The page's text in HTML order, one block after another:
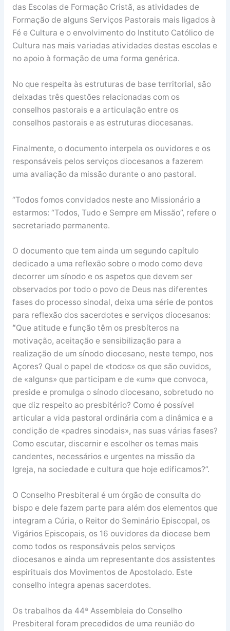
das Escolas de Formação Cristã, as atividades de
Formação de alguns Serviços Pastorais mais ligados à
Fé e Cultura e o envolvimento do Instituto Católico de
Cultura nas mais variadas atividades destas escolas e
no apoio à formação de uma forma genérica.
No que respeita às estruturas de base territorial, são
deixadas três questões relacionadas com os
conselhos pastorais e a articulação entre os
conselhos pastorais e as estruturas diocesanas.
Finalmente, o documento interpela os ouvidores e os
responsáveis pelos serviços diocesanos a fazerem
uma avaliação da missão durante o ano pastoral.
“Todos fomos convidados neste ano Missionário a
estarmos: “Todos, Tudo e Sempre em Missão”, refere o
secretariado permanente.
O documento que tem ainda um segundo capítulo
dedicado a uma reflexão sobre o modo como deve
decorrer um sínodo e os aspetos que devem ser
observados por todo o povo de Deus nas diferentes
fases do processo sinodal, deixa uma série de pontos
para reflexão dos sacerdotes e serviços diocesanos:
“Que atitude e função têm os presbíteros na
motivação, aceitação e sensibilização para a
realização de um sínodo diocesano, neste tempo, nos
Açores? Qual o papel de «todos» os que são ouvidos,
de «alguns» que participam e de «um» que convoca,
preside e promulga o sínodo diocesano, sobretudo no
que diz respeito ao presbitério? Como é possível
articular a vida pastoral ordinária com a dinâmica e a
condição de «padres sinodais», nas suas várias fases?
Como escutar, discernir e escolher os temas mais
candentes, necessários e urgentes na missão da
Igreja, na sociedade e cultura que hoje edificamos?”.
O Conselho Presbiteral é um órgão de consulta do
bispo e dele fazem parte para além dos elementos que
integram a Cúria, o Reitor do Seminário Episcopal, os
Vigários Episcopais, os 16 ouvidores da diocese bem
como todos os responsáveis pelos serviços
diocesanos e ainda um representante dos assistentes
espirituais dos Movimentos de Apostolado. Este
conselho integra apenas sacerdotes.
Os trabalhos da 44ª Assembleia do Conselho
Presbiteral foram precedidos de uma reunião do